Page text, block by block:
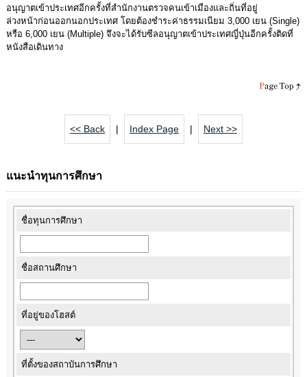
อนุญาตเข้าประเทศอีกครั้งที่สำนักงานตรวจคนเข้าเมืองและถิ่นที่อยู่
ล่วงหน้าก่อนออกนอกประเทศ โดยต้องชำระค่าธรรมเนียม 3,000 เยน (Single)
หรือ 6,000 เยน (Multiple) จึงจะได้รับซีลอนุญาตเข้าประเทศญี่ปุ่นอีกครั้งติดที่
หนังสือเดินทาง
<< Back | Index Page | Next >>
แนะนำทุนการศึกษา
ชื่อทุนการศึกษา
ชื่อสถานศึกษา
ที่อยู่ของโฮสต์
ที่ตั้งของสถาบันการศึกษา